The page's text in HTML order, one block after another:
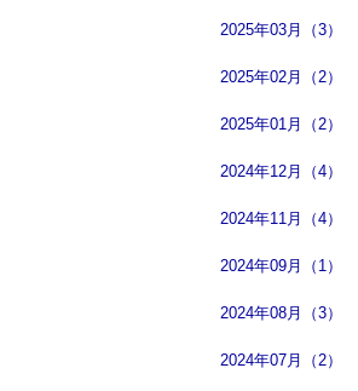
2025年03月（3）
2025年02月（2）
2025年01月（2）
2024年12月（4）
2024年11月（4）
2024年09月（1）
2024年08月（3）
2024年07月（2）